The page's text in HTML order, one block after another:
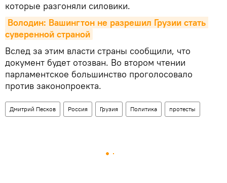
которые разгоняли силовики.
Володин: Вашингтон не разрешил Грузии стать
суверенной страной
Вслед за этим власти страны сообщили, что
документ будет отозван. Во втором чтении
парламентское большинство проголосовало
против законопроекта.
Дмитрий Песков Россия Грузия Политика протесты